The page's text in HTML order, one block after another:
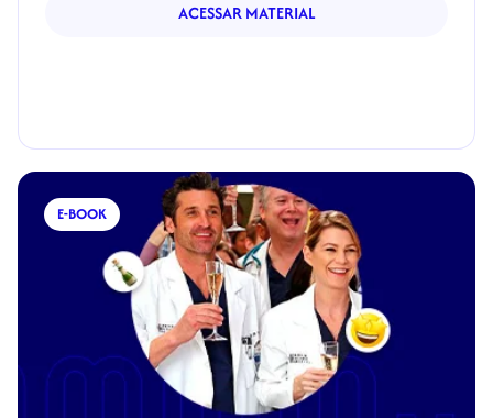
ACESSAR MATERIAL
E-BOOK